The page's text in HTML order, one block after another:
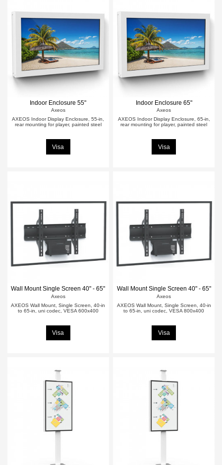
Indoor Enclosure 55"
Axeos
AXEOS Indoor Display Enclosure, 55-in,
rear mounting for player, painted steel
Visa
Indoor Enclosure 65"
Axeos
AXEOS Indoor Display Enclosure, 65-in,
rear mounting for player, painted steel
Visa
Wall Mount Single Screen 40" - 65"
Axeos
AXEOS Wall Mount, Single Screen, 40-in
to 65-in, uni codec, VESA 600x400
Visa
Wall Mount Single Screen 40" - 65"
Axeos
AXEOS Wall Mount, Single Screen, 40-in
to 65-in, uni codec, VESA 800x400
Visa